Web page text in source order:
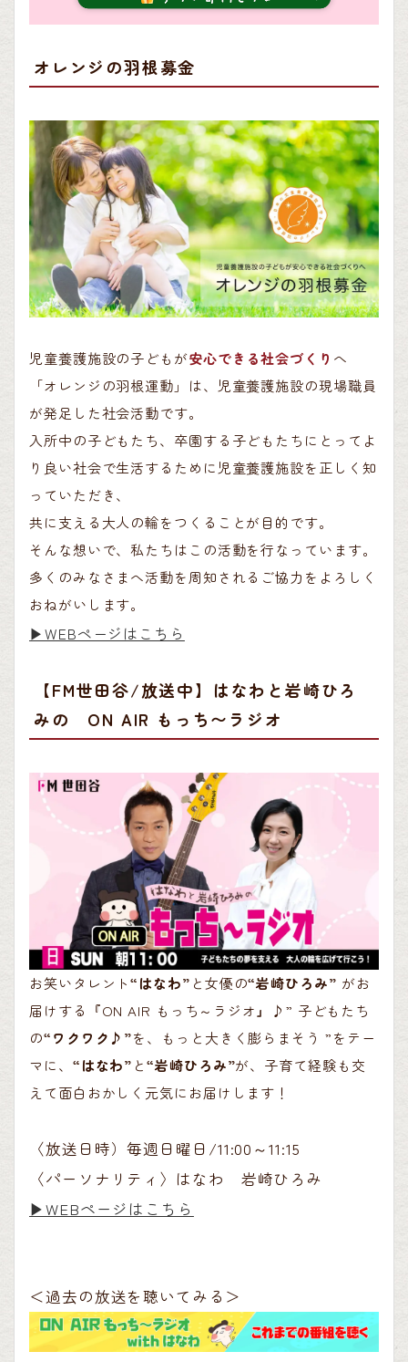
オレンジの羽根募金
児童養護施設の子どもが安心できる社会づくり へ
「オレンジの羽根運動」は、児童養護施設の現場職員
が発足した社会活動です。
入所中の子どもたち、卒園する子どもたちにとってよ
り良い社会で生活するために児童養護施設を正しく知
っていただき、
共に支える大人の輪をつくることが目的です。
そんな想いで、私たちはこの活動を行なっています。
多くのみなさまへ活動を周知されるご協力をよろしく
おねがいします。
▶︎WEBページはこちら
【FM世田谷/放送中】はなわと岩崎ひろ
みの ON AIR もっち〜ラジオ
お笑いタレント“はなわ” と女優の“岩崎ひろみ” がお
届けする『ON AIR もっち～ラジオ』♪” 子どもたち
の“ワクワク♪”を、もっと大きく膨らまそう ”をテー
マに、 “はなわ” と“岩崎ひろみ”が、子育て経験も交
えて面白おかしく元気にお届けします！
〈放送日時）毎週日曜日/11:00～11:15
〈パーソナリティ〉はなわ 岩崎ひろみ
▶︎WEBページはこちら
＜過去の放送を聴いてみる＞